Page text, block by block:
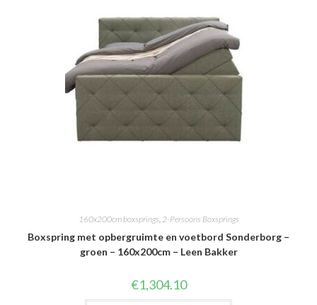
160x200cm boxsprings,2-Persoons Boxsprings
Boxspring met opbergruimte en voetbord Sonderborg –
groen – 160x200cm – Leen Bakker
€1,304.10